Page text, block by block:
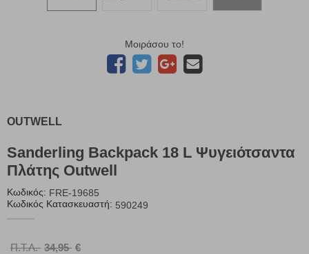
Μοιράσου το!
OUTWELL
Sanderling Backpack 18 L Ψυγειότσαντα
Πλάτης Outwell
Κωδικός: FRE-19685
Κωδικός Κατασκευαστή: 590249
Π.Τ.Λ. 34,95 €